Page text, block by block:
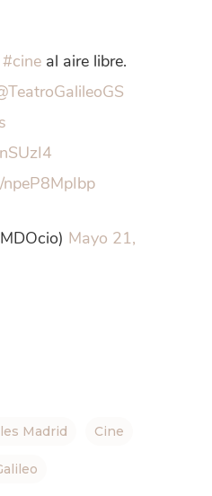
#cine al aire libre.
Mayo 21,
Madrid Cine